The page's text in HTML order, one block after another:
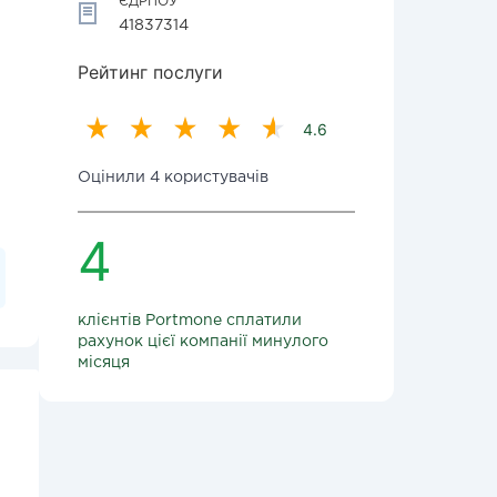
41837314
Рейтинг послуги
4.6
Оцінили 4 користувачів
4
клієнтів Portmone сплатили
рахунок цієї компанії минулого
місяця